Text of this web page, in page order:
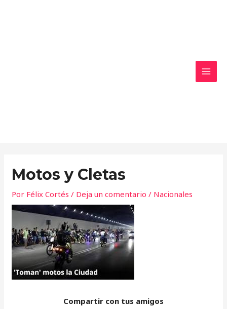
Motos y Cletas
Por Félix Cortés/ Deja un comentario / Nacionales
Compartir con tus amigos